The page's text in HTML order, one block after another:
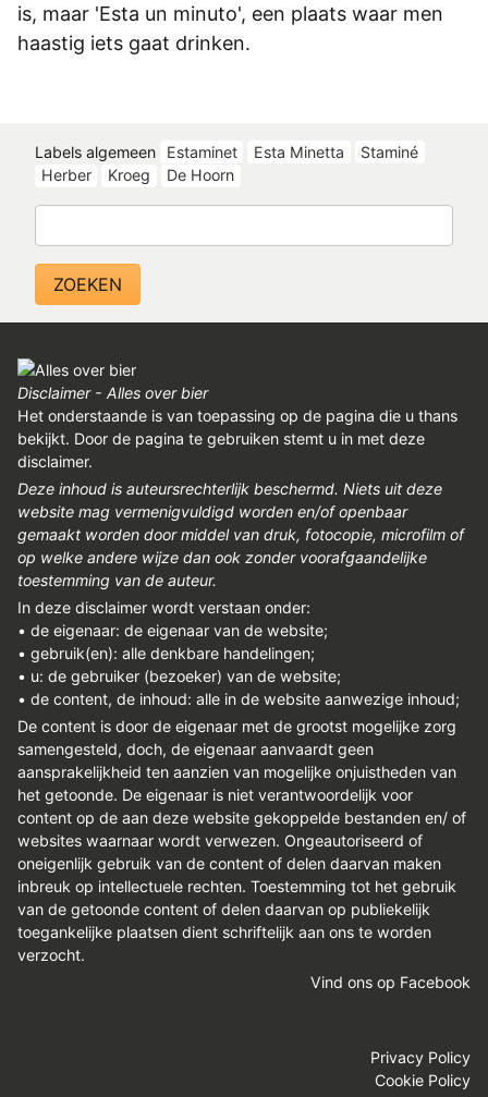
is, maar 'Esta un minuto', een plaats waar men
haastig iets gaat drinken.
Labels algemeen Estaminet Esta Minetta
Staminé
Herber
Kroeg De Hoorn
Disclaimer - Alles over bier
Het onderstaande is van toepassing op de pagina die u thans
bekijkt. Door de pagina te gebruiken stemt u in met deze
disclaimer.
Deze inhoud is auteursrechterlijk beschermd. Niets uit deze
website mag vermenigvuldigd worden en/of openbaar
gemaakt worden door middel van druk, fotocopie, microfilm of
op welke andere wijze dan ook zonder voorafgaandelijke
toestemming van de auteur.
In deze disclaimer wordt verstaan onder:
• de eigenaar: de eigenaar van de website;
• gebruik(en): alle denkbare handelingen;
• u: de gebruiker (bezoeker) van de website;
• de content, de inhoud: alle in de website aanwezige inhoud;
De content is door de eigenaar met de grootst mogelijke zorg
samengesteld, doch, de eigenaar aanvaardt geen
aansprakelijkheid ten aanzien van mogelijke onjuistheden van
het getoonde. De eigenaar is niet verantwoordelijk voor
content op de aan deze website gekoppelde bestanden en/ of
websites waarnaar wordt verwezen. Ongeautoriseerd of
oneigenlijk gebruik van de content of delen daarvan maken
inbreuk op intellectuele rechten. Toestemming tot het gebruik
van de getoonde content of delen daarvan op publiekelijk
toegankelijke plaatsen dient schriftelijk aan ons te worden
verzocht.
Vind ons op Facebook
Privacy Policy
Cookie Policy